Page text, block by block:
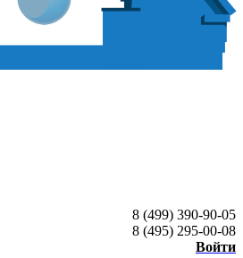
8 (499) 390-90-05
8 (495) 295-00-08
Войти